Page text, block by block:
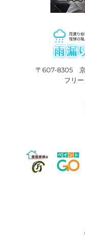
〒607-8305 京
フリ